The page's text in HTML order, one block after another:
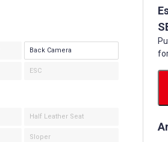
Back Camera
ESC
Half Leather Seat
Sloper